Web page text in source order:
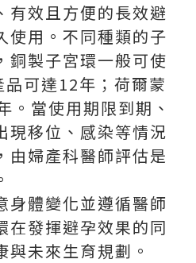
有效且方便的長效避
使用。不同種類的子
銅製子宮環一般可使
可達12年；荷爾蒙
。當使用期限到期、
現移位、感染等情況
由婦產科醫師評估是
身體變化並遵循醫師
在發揮避孕效果的同
未來生育規劃。